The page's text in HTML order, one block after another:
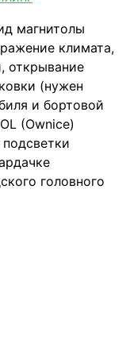
магнитолы
климата,
открывание
(нужен
и бортовой
(Ownice)
головного